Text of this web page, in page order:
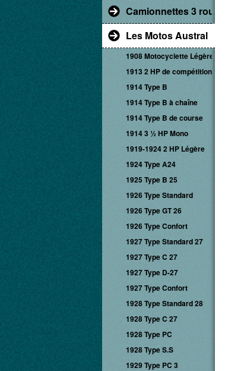
Camionnettes 3 roues
Les Motos Austral
1908 Motocyclette Légère
1913 2 HP de compétition
1914 Type B
1914 Type B à chaîne
1914 Type B de course
1914 3 ½ HP Mono
1919-1924 2 HP Légère
1924 Type A24
1925 Type B 25
1926 Type Standard
1926 Type GT 26
1926 Type Confort
1927 Type Standard 27
1927 Type C 27
1927 Type D-27
1927 Type Confort
1928 Type Standard 28
1928 Type C 27
1928 Type PC
1928 Type S.S
1929 Type PC 3